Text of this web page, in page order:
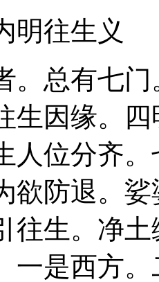
往生义
总有七门
生因缘。
人位分齐
欲防退。
往生。净
一是西方